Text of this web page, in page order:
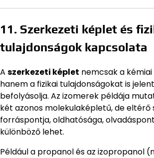
11. Szerkezeti képlet és
tulajdonságok kapcsolata
A szerkezeti képlet nemcsak a
hanem a fizikai tulajdonságokat is
befolyásolja. Az izomerek példája
két azonos molekulaképletű, de eltérő
forráspontja, oldhatósága,
különböző lehet.
Például a propanol és az izopropanol